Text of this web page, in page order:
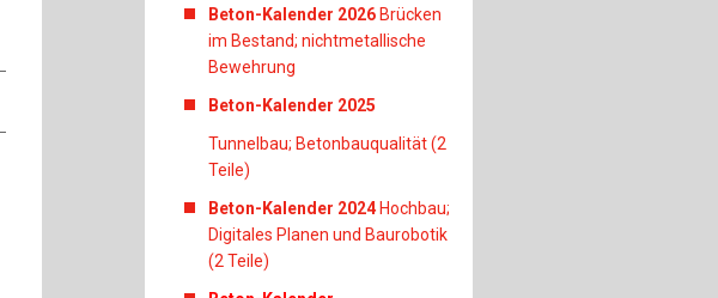
Beton-Kalender 2026 Brücken
im Bestand; nichtmetallische
Bewehrung
Beton-Kalender 2025
Tunnelbau; Betonbauqualität (2
Teile)
Beton-Kalender 2024 Hochbau;
Digitales Planen und Baurobotik
(2 Teile)